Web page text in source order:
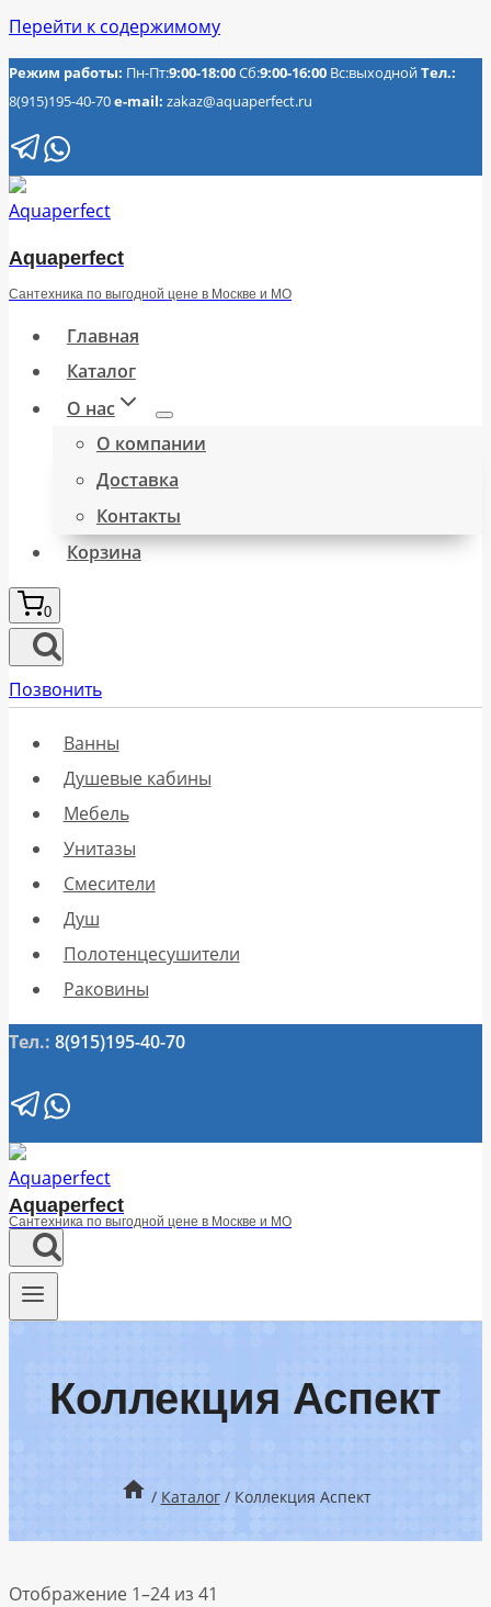
Перейти к содержимому
Режим работы: Пн-Пт:9:00-18:00Сб:9:00-16:00 Вс:выходнойТел.:
8(915)195-40-70e-mail: zakaz@aquaperfect.ru
Aquaperfect
Сантехника по выгодной цене в Москве и МО
Главная
Каталог
О нас
О компании
Доставка
Контакты
Корзина
0
Позвонить
Ванны
Душевые кабины
Мебель
Унитазы
Смесители
Душ
Полотенцесушители
Раковины
Тел.: 8(915)195-40-70
Aquaperfect
Сантехника по выгодной цене в Москве и МО
Коллекция Аспект
/ Каталог / Коллекция Аспект
Отображение 1–24 из 41